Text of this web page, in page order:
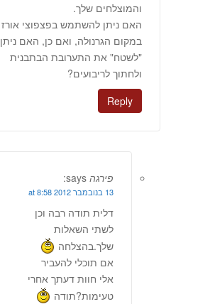
והמוצלחים שלך.
האם ניתן להשתמש בפצפוצי אורז
במקום הגרנולה, ואם כן, האם ניתן
"לשטח" את התערובת הבתבנית
ולחתוך לריבועים?
Reply
פירגה says:
13 בנובמבר 2012 at 8:58
דלית תודה רבה וכן
לשתי השאלות
שלך.בהצלחה
אם תוכלי להעביר
אלי חוות דעתך אחרי
טעימות?תודה